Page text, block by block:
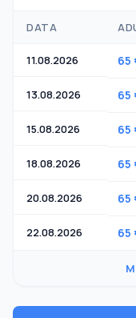
DATA
11.08.2026 65
13.08.2026 65
15.08.2026 65
18.08.2026 65
20.08.2026 65
22.08.2026 65